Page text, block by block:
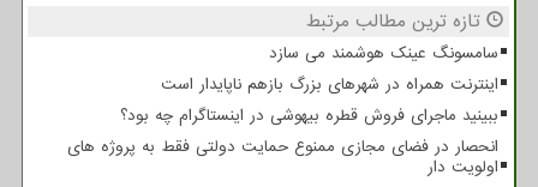
تازه ترین مطالب مرتبط
سامسونگ عینک هوشمند می سازد
اینترنت همراه در شهرهای بزرگ بازهم ناپایدار است
ببینید ماجرای فروش قطره بیهوشی در اینستاگرام چه بود؟
انحصار در فضای مجازی ممنوع حمایت دولتی فقط به پروژه های
اولویت دار